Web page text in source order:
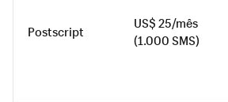
Postscript
US$ 25/mês
(1.000 SMS)